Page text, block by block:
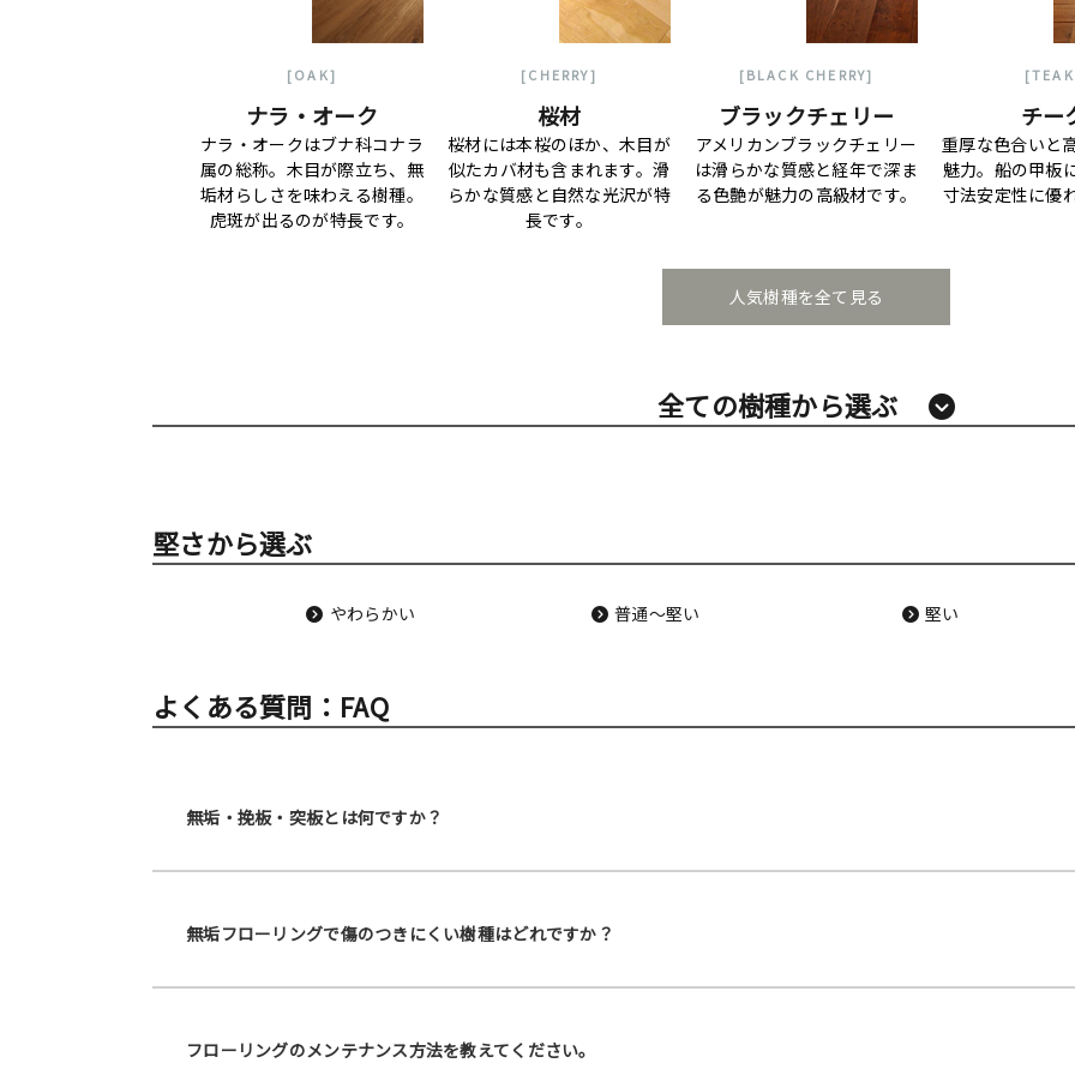
[OAK]
ナラ・オーク
ナラ・オークはブナ科コナラ
属の総称。木目が際立ち、無
垢材らしさを味わえる樹種。
虎斑が出るのが特長です。
[CHERRY]
桜材
桜材には本桜のほか、木目が
似たカバ材も含まれます。滑
らかな質感と自然な光沢が特
長です。
[BLACK CHERRY]
ブラックチェリー
アメリカンブラックチェリー
は滑らかな質感と経年で深ま
る色艶が魅力の高級材です。
チー
重厚な色合いと
魅力。船の甲板
寸法安定性に優
人気樹種を全て見る
全ての樹種から選ぶ
堅さから選ぶ
やわらかい 普通〜堅い 堅い
よくある質問：FAQ
無垢・挽板・突板とは何ですか？
無垢フローリングで傷のつきにくい樹種はどれですか？
フローリングのメンテナンス方法を教えてください。